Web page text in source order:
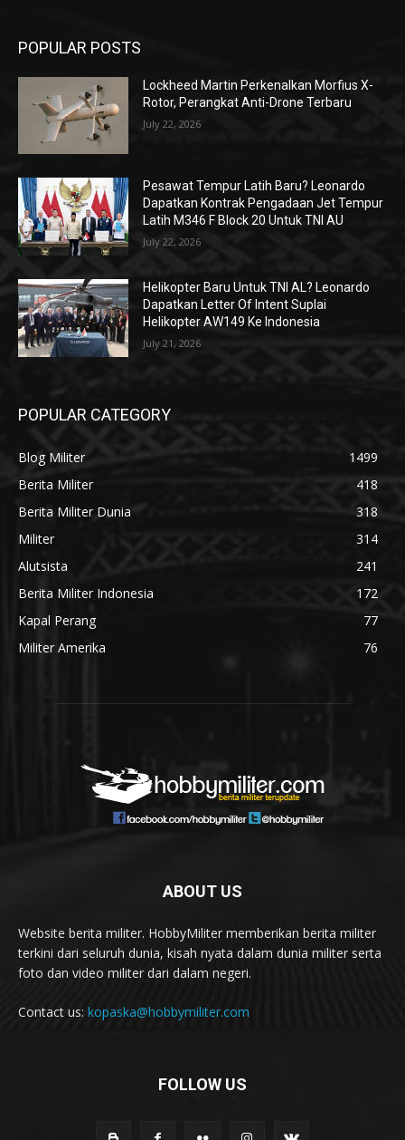
POPULAR POSTS
Lockheed Martin Perkenalkan Morfius X-
Rotor, Perangkat Anti-Drone Terbaru
July 22, 2026
Pesawat Tempur Latih Baru? Leonardo
Dapatkan Kontrak Pengadaan Jet Tempur
Latih M346 F Block 20 Untuk TNI AU
July 22, 2026
Helikopter Baru Untuk TNI AL? Leonardo
Dapatkan Letter Of Intent Suplai
Helikopter AW149 Ke Indonesia
July 21, 2026
POPULAR CATEGORY
Blog Militer
1499
Berita Militer
418
Berita Militer Dunia
318
Militer
314
Alutsista
241
Berita Militer Indonesia
172
Kapal Perang
77
Militer Amerika
76
ABOUT US
Website berita militer. HobbyMiliter memberikan berita militer
terkini dari seluruh dunia, kisah nyata dalam dunia militer serta
foto dan video militer dari dalam negeri.
Contact us: kopaska@hobbymiliter.com
FOLLOW US